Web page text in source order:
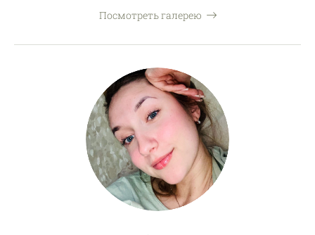
Посмотреть галерею